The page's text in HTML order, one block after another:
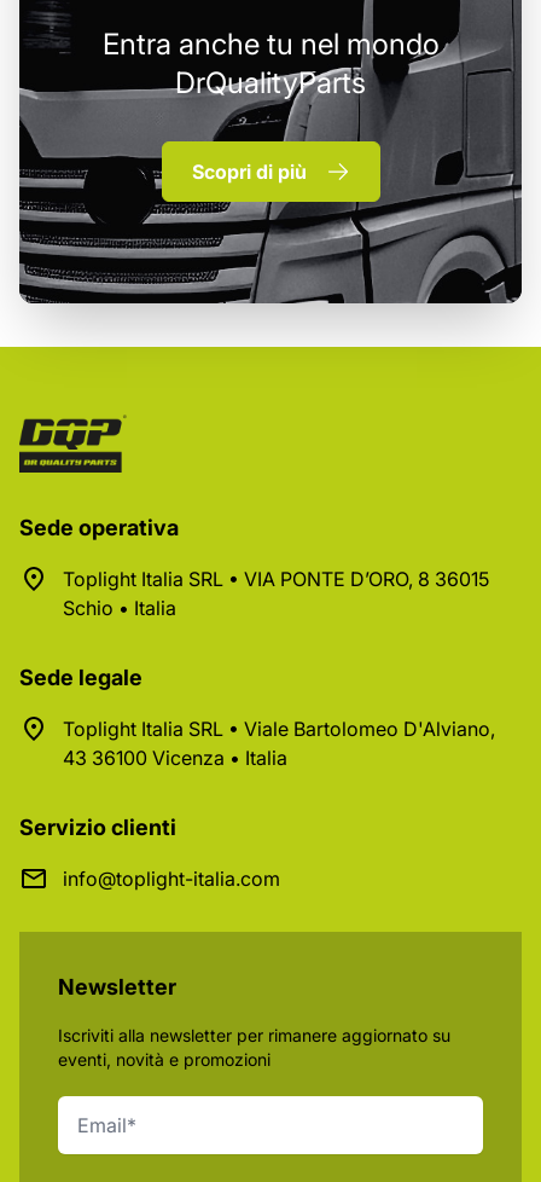
Entra anche tu nel mondo
DrQualityParts
Scopri di più
Sede operativa
Toplight Italia SRL • VIA PONTE D’ORO, 8 36015
Schio • Italia
Sede legale
Toplight Italia SRL • Viale Bartolomeo D'Alviano,
43 36100 Vicenza • Italia
Servizio clienti
info@toplight-italia.com
Newsletter
Iscriviti alla newsletter per rimanere aggiornato su
eventi, novità e promozioni